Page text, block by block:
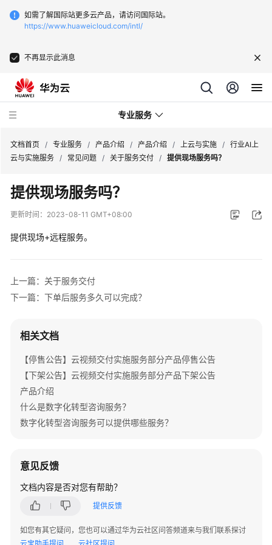
如需了解国际站更多云产品，请访问国际站。
https://www.huaweicloud.com/intl/
不再显示此消息
专业服务
服
务
公
介
绍
品
绍
咨
询
与
规
上
云
实
文档首页 / 专业服务 / 产品介绍 / 产品介绍 / 上云与实施 / 行业AI上
云与实施服务 / 常见问题 / 关于服务交付 / 提供现场服务吗？
提供现场服务吗？
更新时间： 2023-08-11 GMT+08:00
提供现场+远程服务。
上一篇：关于服务交付
下一篇：下单后服务多久可以完成？
相关文档
【停售公告】云视频交付实施服务部分产品停售公告
【下架公告】云视频交付实施服务部分产品下架公告
产品介绍
什么是数字化转型咨询服务？
数字化转型咨询服务可以提供哪些服务？
意见反馈
文档内容是否对您有帮助？
提供反馈
如您有其它疑问，您也可以通过华为云社区问答频道来与我们联系探讨